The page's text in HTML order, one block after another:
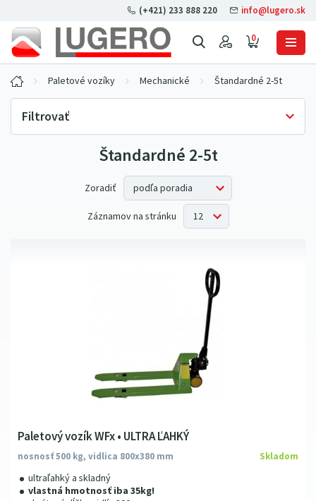
0
(+421) 233 888 220 info@lugero.sk
Paletové vozíky Mechanické Štandardné 2-5t
Filtrovať
Skladová dostupnosť
Cena bez DPH
Štandardné 2-5t
Zoradiť
Záznamov na stránku
Paletový vozík WFx • ULTRA ĽAHKÝ
nosnosť 500 kg, vidlica 800x380 mm
ultraľahký a skladný
vlastná hmotnosť iba 35kg!
Skladom